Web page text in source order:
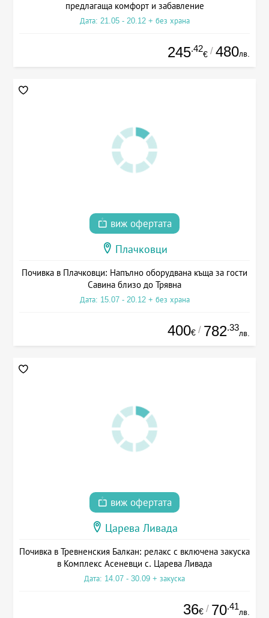
предлагаща комфорт и забавление
Дата: 21.05 - 20.12 + без храна
245.42
€ / 480лв.
виж офертата
Плачковци
Почивка в Плачковци: Напълно оборудвана къща за гости
Савина близо до Трявна
Дата: 15.07 - 20.12 + без храна
400€ / 782.33
лв.
виж офертата
Царева Ливада
Почивка в Тревненския Балкан: релакс с включена закуска
в Комплекс Асеневци с. Царева Ливада
Дата: 14.07 - 30.09 + закуска
36€ / 70.41
лв.